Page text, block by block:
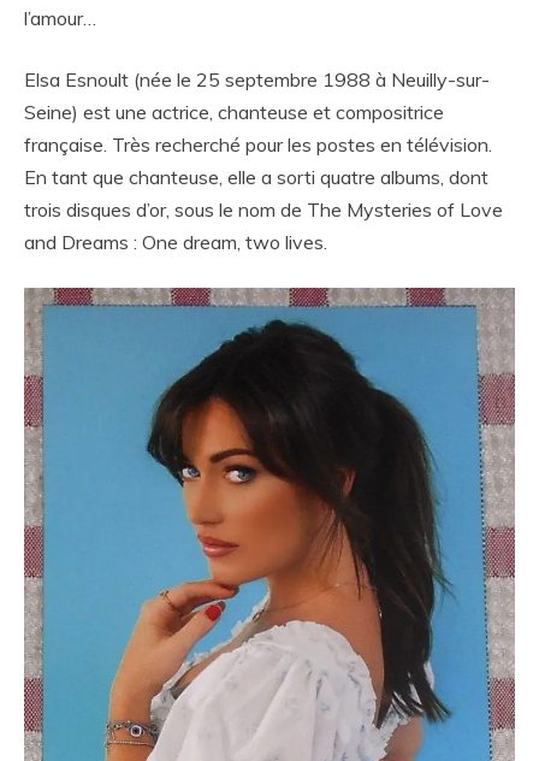
l’amour…
Elsa Esnoult (née le 25 septembre 1988 à Neuilly-sur-
Seine) est une actrice, chanteuse et compositrice
française. Très recherché pour les postes en télévision.
En tant que chanteuse, elle a sorti quatre albums, dont
trois disques d’or, sous le nom de The Mysteries of Love
and Dreams : One dream, two lives.